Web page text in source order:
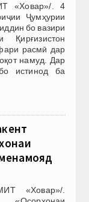
«Ховар»/. 4
Ҷумҳурии
бо вазири
Қирғизистон
расмӣ дар
намуд. Дар
истинод ба
«Ховар»/.